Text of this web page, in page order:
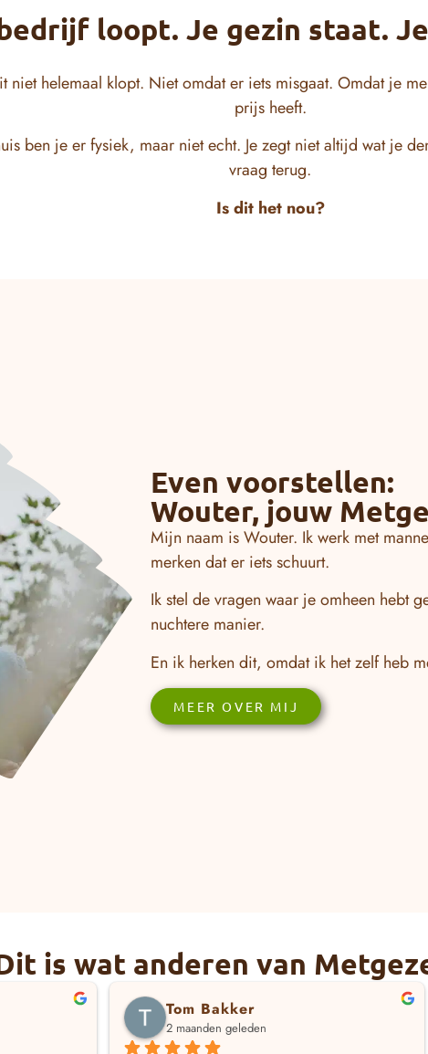
loopt. Je gezin staat.
niet helemaal klopt. Niet omdat er iets misgaat. Omdat je
prijs heeft.
ben je er fysiek, maar niet echt. Je zegt niet altijd wat je
vraag terug.
Is dit het nou?
Even voorstellen:
Wouter, jouw
Mijn naam is Wouter. Ik werk met
merken dat er iets schuurt.
Ik stel de vragen waar je omheen hebt
nuchtere manier.
En ik herken dit, omdat ik het zelf heb
MEER OVER MIJ
is wat anderen van
Tom Bakker
2 maanden geleden